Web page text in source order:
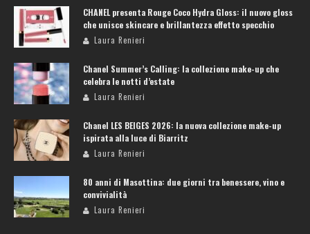
CHANEL presenta Rouge Coco Hydra Gloss: il nuovo gloss
che unisce skincare e brillantezza effetto specchio
Laura Renieri
Chanel Summer’s Calling: la collezione make-up che
celebra le notti d’estate
Laura Renieri
Chanel LES BEIGES 2026: la nuova collezione make-up
ispirata alla luce di Biarritz
Laura Renieri
80 anni di Masottina: due giorni tra benessere, vino e
convivialità
Laura Renieri